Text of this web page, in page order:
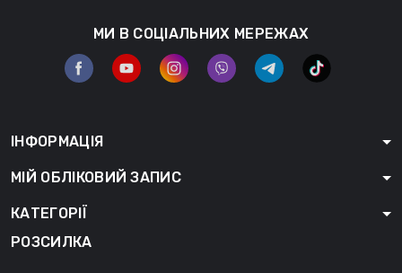
МИ В СОЦІАЛЬНИХ МЕРЕЖАХ
ІНФОРМАЦІЯ
МІЙ ОБЛІКОВИЙ ЗАПИС
КАТЕГОРІЇ
РОЗСИЛКА